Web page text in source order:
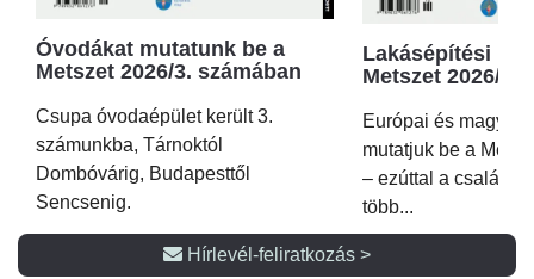
Óvodákat mutatunk be a
Metszet 2026/3. számában
Csupa óvodaépület került 3.
számunkba, Tárnoktól
Dombóvárig, Budapesttől
Sencsenig.
Lakásépítési
Metszet 2026/2.
Európai és magyar
mutatjuk be a
– ezúttal a családi
több...
Hírlevél-feliratkozás >